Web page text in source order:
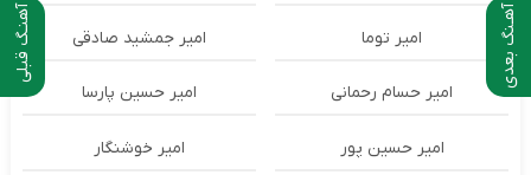
آهنـگ قبلی آهـنگ بعدی امیر توما امیر جمشید صادقی
امیر حسام رحمانی امیر حسین پارسا
امیر حسین پور امیر خوشنگار